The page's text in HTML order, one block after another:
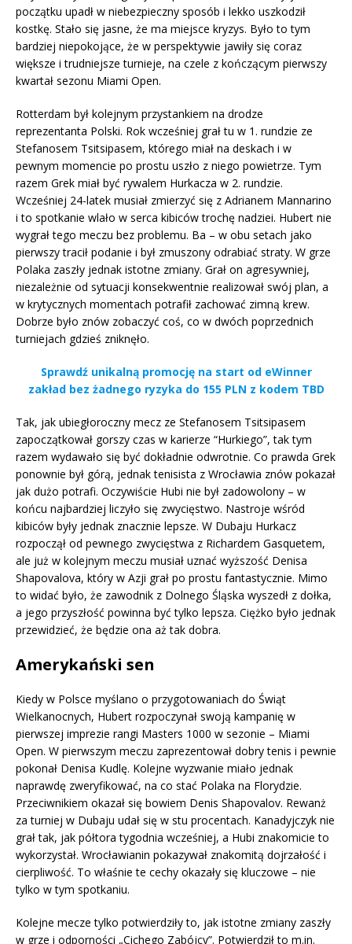
początku upadł w niebezpieczny sposób i lekko uszkodził
kostkę. Stało się jasne, że ma miejsce kryzys. Było to tym
bardziej niepokojące, że w perspektywie jawiły się coraz
większe i trudniejsze turnieje, na czele z kończącym pierwszy
kwartał sezonu Miami Open.
Rotterdam był kolejnym przystankiem na drodze
reprezentanta Polski. Rok wcześniej grał tu w 1. rundzie ze
Stefanosem Tsitsipasem, którego miał na deskach i w
pewnym momencie po prostu uszło z niego powietrze. Tym
razem Grek miał być rywalem Hurkacza w 2. rundzie.
Wcześniej 24-latek musiał zmierzyć się z Adrianem Mannarino
i to spotkanie wlało w serca kibiców trochę nadziei. Hubert nie
wygrał tego meczu bez problemu. Ba – w obu setach jako
pierwszy tracił podanie i był zmuszony odrabiać straty. W grze
Polaka zaszły jednak istotne zmiany. Grał on agresywniej,
niezależnie od sytuacji konsekwentnie realizował swój plan, a
w krytycznych momentach potrafił zachować zimną krew.
Dobrze było znów zobaczyć coś, co w dwóch poprzednich
turniejach gdzieś zniknęło.
Sprawdź unikalną promocję na start od eWinner
zakład bez żadnego ryzyka do 155 PLN z kodem TBD
Tak, jak ubiegłoroczny mecz ze Stefanosem Tsitsipasem
zapoczątkował gorszy czas w karierze “Hurkiego”, tak tym
razem wydawało się być dokładnie odwrotnie. Co prawda Grek
ponownie był górą, jednak tenisista z Wrocławia znów pokazał
jak dużo potrafi. Oczywiście Hubi nie był zadowolony – w
końcu najbardziej liczyło się zwycięstwo. Nastroje wśród
kibiców były jednak znacznie lepsze. W Dubaju Hurkacz
rozpoczął od pewnego zwycięstwa z Richardem Gasquetem,
ale już w kolejnym meczu musiał uznać wyższość Denisa
Shapovalova, który w Azji grał po prostu fantastycznie. Mimo
to widać było, że zawodnik z Dolnego Śląska wyszedł z dołka,
a jego przyszłość powinna być tylko lepsza. Ciężko było jednak
przewidzieć, że będzie ona aż tak dobra.
Amerykański sen
Kiedy w Polsce myślano o przygotowaniach do Świąt
Wielkanocnych, Hubert rozpoczynał swoją kampanię w
pierwszej imprezie rangi Masters 1000 w sezonie – Miami
Open. W pierwszym meczu zaprezentował dobry tenis i pewnie
pokonał Denisa Kudlę. Kolejne wyzwanie miało jednak
naprawdę zweryfikować, na co stać Polaka na Florydzie.
Przeciwnikiem okazał się bowiem Denis Shapovalov. Rewanż
za turniej w Dubaju udał się w stu procentach. Kanadyjczyk nie
grał tak, jak półtora tygodnia wcześniej, a Hubi znakomicie to
wykorzystał. Wrocławianin pokazywał znakomitą dojrzałość i
cierpliwość. To właśnie te cechy okazały się kluczowe – nie
tylko w tym spotkaniu.
Kolejne mecze tylko potwierdziły to, jak istotne zmiany zaszły
w grze i odporności „Cichego Zabójcy”. Potwierdził to m.in.